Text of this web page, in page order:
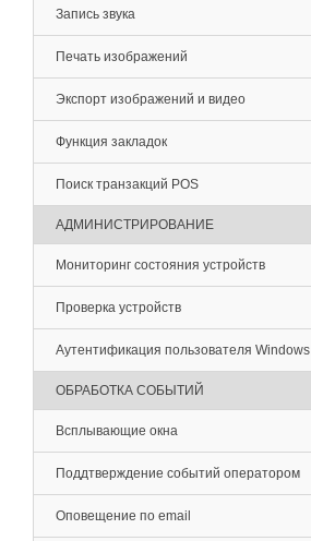
Запись звука
Печать изображений
Экспорт изображений и видео
Функция закладок
Поиск транзакций POS
АДМИНИСТРИРОВАНИЕ
Мониторинг состояния устройств
Проверка устройств
Аутентификация пользователя Windows
ОБРАБОТКА СОБЫТИЙ
Всплывающие окна
Поддтверждение событий оператором
Оповещение по email